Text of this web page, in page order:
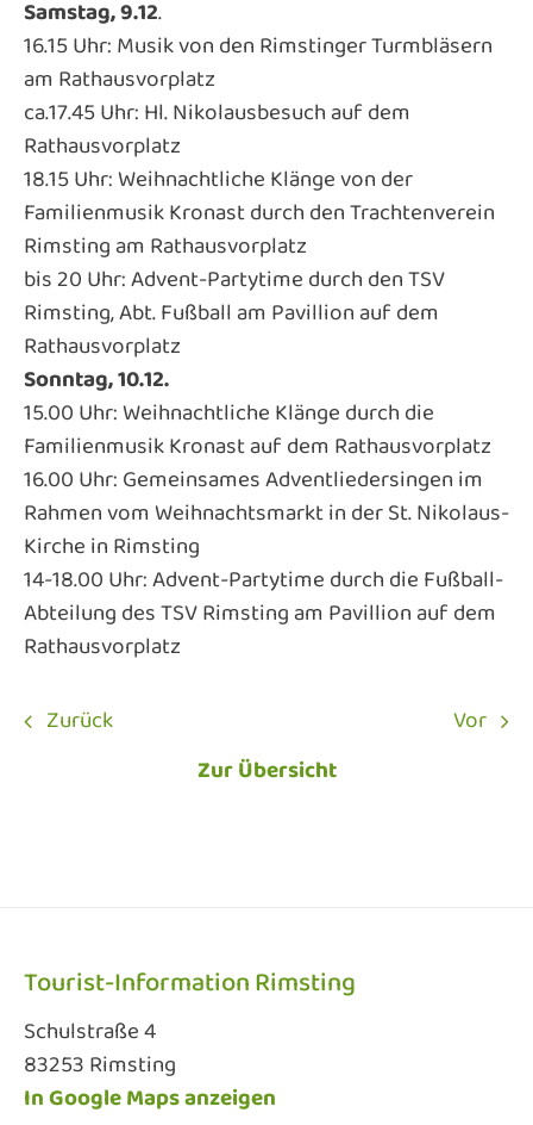
Samstag, 9.12.
16.15 Uhr: Musik von den Rimstinger Turmbläsern
am Rathausvorplatz
ca.17.45 Uhr: Hl. Nikolausbesuch auf dem
Rathausvorplatz
18.15 Uhr: Weihnachtliche Klänge von der
Familienmusik Kronast durch den Trachtenverein
Rimsting am Rathausvorplatz
bis 20 Uhr: Advent-Partytime durch den TSV
Rimsting, Abt. Fußball am Pavillion auf dem
Rathausvorplatz
Sonntag, 10.12.
15.00 Uhr: Weihnachtliche Klänge durch die
Familienmusik Kronast auf dem Rathausvorplatz
16.00 Uhr: Gemeinsames Adventliedersingen im
Rahmen vom Weihnachtsmarkt in der St. Nikolaus-
Kirche in Rimsting
14-18.00 Uhr: Advent-Partytime durch die Fußball-
Abteilung des TSV Rimsting am Pavillion auf dem
Rathausvorplatz
Zurück
Vor
Zur Übersicht
Tourist-Information Rimsting
Schulstraße 4
83253 Rimsting
In Google Maps anzeigen